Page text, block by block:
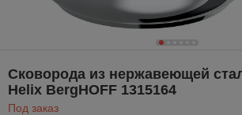
Сковорода из нержавеющей
Helix BergHOFF 1315164
Под заказ